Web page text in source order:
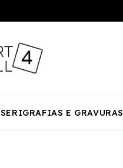
SERIGRAFIAS E GRAVURAS